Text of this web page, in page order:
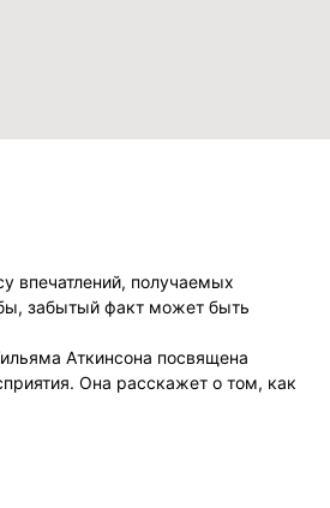
впечатлений, получаемых
забытый факт может быть
Аткинсона посвящена
Она расскажет о том, как
память. Специальные
– американский писатель,
Пенсильвании и Иллинойсе.